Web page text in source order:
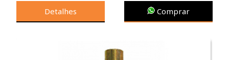
Detalhes Comprar